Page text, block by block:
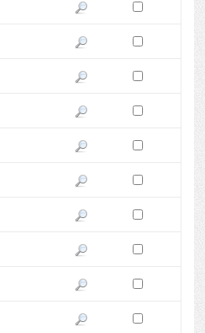
Pokaż podgląd wersji z dnia
Zaznacz wersję do
Pokaż podgląd wersji z dnia
Zaznacz wersję do
Pokaż podgląd wersji z dnia
Zaznacz wersję do
Pokaż podgląd wersji z dnia
Zaznacz wersję do
Pokaż podgląd wersji z dnia
Zaznacz wersję do
Pokaż podgląd wersji z dnia
Zaznacz wersję do
Pokaż podgląd wersji z dnia
Zaznacz wersję do
Pokaż podgląd wersji z dnia
Zaznacz wersję do
Pokaż podgląd wersji z dnia
Zaznacz wersję do
Pokaż podgląd wersji z dnia
Zaznacz wersję do